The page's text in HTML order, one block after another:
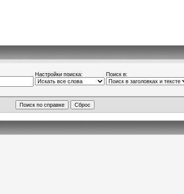
Настройки поиска: Поиск в: